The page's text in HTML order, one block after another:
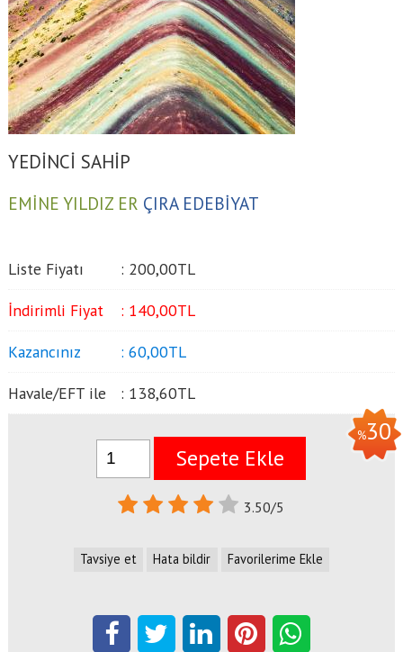
YEDİNCİ SAHİP
EMİNE YILDIZ ER ÇIRA EDEBİYAT
Liste Fiyatı : 200,00TL
İndirimli Fiyat : 140,00TL
Kazancınız : 60,00TL
Havale/EFT ile : 138,60TL
%30
Sepete Ekle
3.50/5
Tavsiye et Hata bildir Favorilerime Ekle